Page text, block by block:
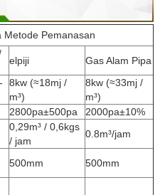
Metode Pemanasan
elpiji
Gas Alam Pipa
8kw (≈18mj /
m³)
8kw (≈33mj /
m³)
2800pa±500pa
2000pa±10%
0,29m³ / 0,6kgs
/ jam
0.8m³/jam
500mm
500mm